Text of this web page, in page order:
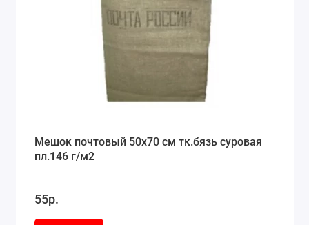
Мешок почтовый 50x70 см тк.бязь суровая
пл.146 г/м2
55р.